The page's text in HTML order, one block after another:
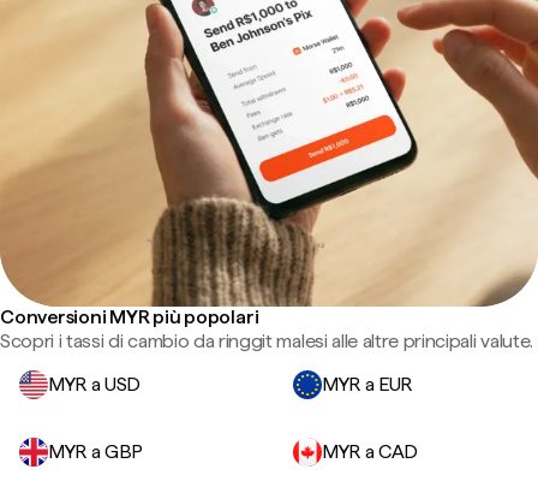
Conversioni MYR più popolari
Scopri i tassi di cambio da ringgit malesi alle altre principali valute.
MYR a USD
MYR a EUR
MYR a GBP MYR a CAD